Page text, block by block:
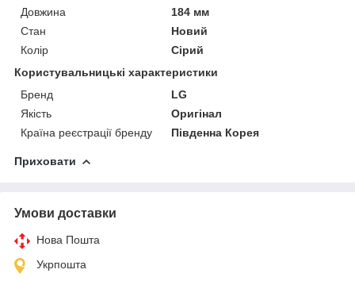
Довжина
184 мм
Стан
Новий
Колір
Сірий
Користувальницькі характеристики
Бренд
LG
Якість
Оригінал
Країна реєстрації бренду
Південна Корея
Приховати
Умови доставки
Нова Пошта
Укрпошта